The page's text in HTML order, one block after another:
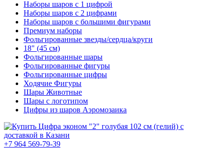
Наборы шаров с 1 цифрой
Наборы шаров с 2 цифрами
Наборы шаров с большими фигурами
Премиум наборы
Фольгированные звезды/сердца/круги
18" (45 см)
Фольгированные шары
Фольгированные фигуры
Фольгированные цифры
Ходячие Фигуры
Шары Животные
Шары с логотипом
Цифры из шаров Аэромозаика
+7 964 569-79-39